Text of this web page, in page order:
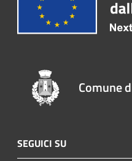
Comune
SEGUICI SU